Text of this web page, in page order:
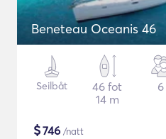
Beneteau Oceanis 46
Seilbåt
46 fot
14 m
6
$746 /natt